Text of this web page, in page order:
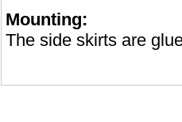
Mounting:
The side skirts are